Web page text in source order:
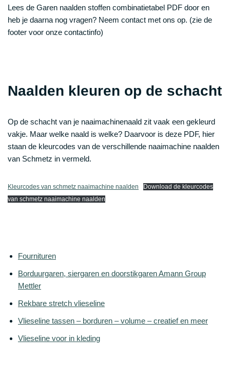
Lees de Garen naalden stoffen combinatietabel PDF door en
heb je daarna nog vragen? Neem contact met ons op. (zie de
footer voor onze contactinfo)
Naalden kleuren op de schacht
Op de schacht van je naaimachinenaald zit vaak een gekleurd
vakje. Maar welke naald is welke? Daarvoor is deze PDF, hier
staan de kleurcodes van de verschillende naaimachine naalden
van Schmetz in vermeld.
Kleurcodes van schmetz naaimachine naalden
Download de kleurcodes
van schmetz naaimachine naalden
Fournituren
Borduurgaren, siergaren en doorstikgaren Amann Group
Mettler
Rekbare stretch vlieseline
Vlieseline tassen – borduren – volume – creatief en meer
Vlieseline voor in kleding